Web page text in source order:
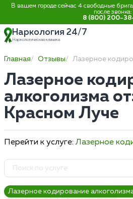
В вашем городе сейчас 4 свободные
после звонка:
8 (800) 200-
Наркология 24/7
Наркологическая клиника
Главная Отзывы Лазерное
Лазерное
алкоголизма
Красном Луче
Перейти к услуге:Лазерное
Лазерное кодирование